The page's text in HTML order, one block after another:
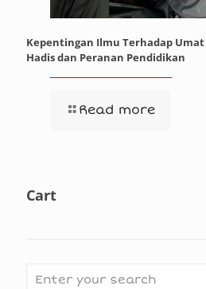
Kepentingan Ilmu Terhadap
Hadis dan Peranan Pendidikan
Read more
Cart